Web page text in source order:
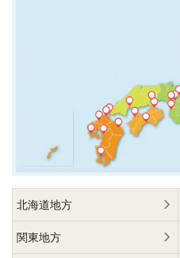
北海道地方
関東地方